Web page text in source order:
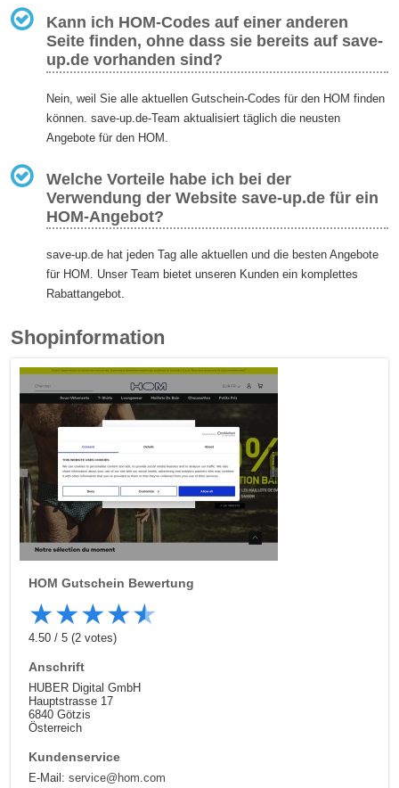
Kann ich HOM-Codes auf einer anderen
Seite finden, ohne dass sie bereits auf save-
up.de vorhanden sind?
Nein, weil Sie alle aktuellen Gutschein-Codes für den HOM finden
können. save-up.de-Team aktualisiert täglich die neusten
Angebote für den HOM.
Welche Vorteile habe ich bei der
Verwendung der Website save-up.de für ein
HOM-Angebot?
save-up.de hat jeden Tag alle aktuellen und die besten Angebote
für HOM. Unser Team bietet unseren Kunden ein komplettes
Rabattangebot.
Shopinformation
HOM Gutschein Bewertung
★★★★★
4.50/5 (2 votes)
Anschrift
HUBER Digital GmbH
Hauptstrasse 17
6840 Götzis
Österreich
Kundenservice
E-Mail:service@hom.com